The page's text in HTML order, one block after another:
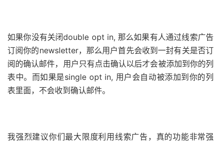
如果你没有关闭double opt in, 那么如果有人通过线索广告
订阅你的newsletter，那么用户首先会收到一封有关是否订
阅的确认邮件，用户只有点击确认以后才会被添加到你的列
表中。 而如果是single opt in, 用户会自动被添加到你的列
表里面，不会收到确认邮件。
我强烈建议你们最大限度利用线索广告，真的功能非常强